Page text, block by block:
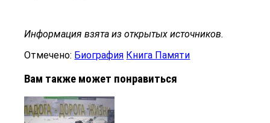
Информация взята из открытых источников.
Отмечено: Биография Книга Памяти
Вам также может понравиться